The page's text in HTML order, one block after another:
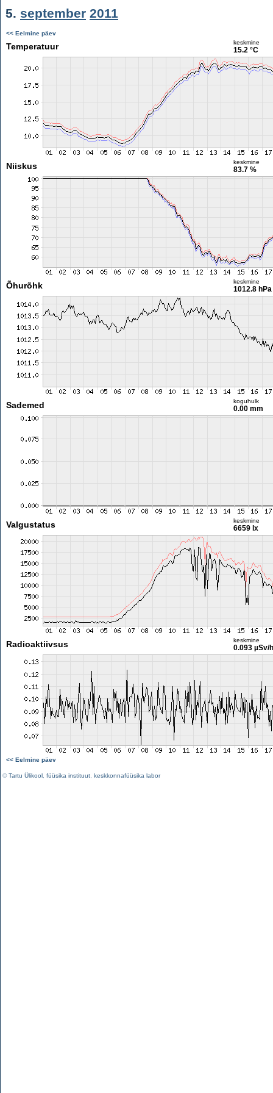
5. september 2011
<< Eelmine päev
Temperatuur keskmine
15.2 °C
Niiskus keskmine
83.7 %
Õhurõhk keskmine
1012.8 hPa
Sademed koguhulk
0.00 mm
Valgustatus keskmine
6659 lx
Radioaktiivsus keskmine
0.093 µSv/h
<< Eelmine päev
©Tartu Ülikool füüsika instituut keskkonnafüüsika labor